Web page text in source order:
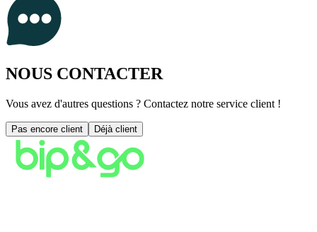
NOUS CONTACTER
Vous avez d'autres questions ? Contactez notre service client !
Pas encore client Déjà client